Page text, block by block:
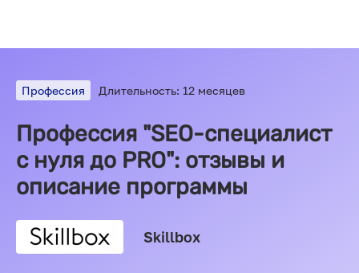
Профессия Длительность: 12 месяцев
Профессия "SEO-специалист
с нуля до PRO": отзывы и
описание программы
Skillbox